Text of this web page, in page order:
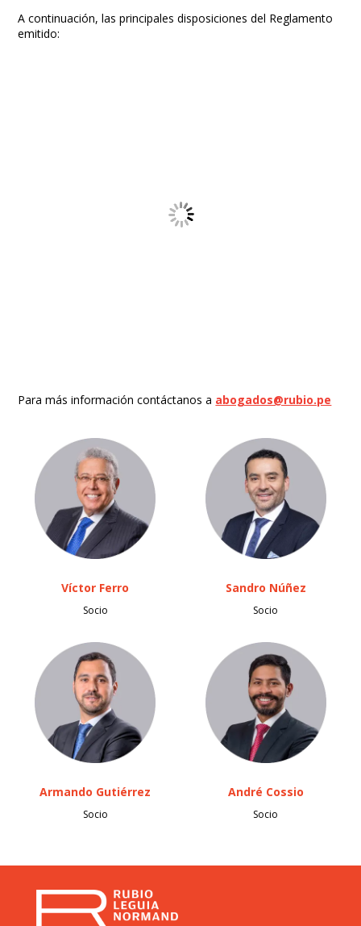
A continuación, las principales disposiciones del Reglamento
emitido:
Para más información contáctanos a abogados@rubio.pe
Víctor Ferro
Socio
Sandro Núñez
Socio
Armando Gutiérrez
Socio
André Cossio
Socio